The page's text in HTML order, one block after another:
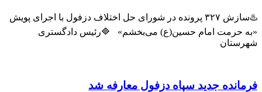
♨️سازش ۳۲۷ پرونده در شورای حل اختلاف دزفول با اجرای پویش
حرمت امام حسین(ع) می‌بخشم» 🔷️رئیس دادگستری
جدید سپاه دزفول معارفه شد